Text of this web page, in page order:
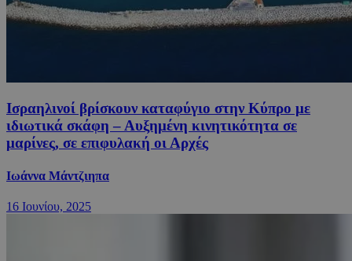
Ισραηλινοί βρίσκουν καταφύγιο στην Κύπρο με
ιδιωτικά σκάφη – Αυξημένη κινητικότητα σε
μαρίνες, σε επιφυλακή οι Αρχές
Ιωάννα Μάντζιηπα
16 Ιουνίου, 2025